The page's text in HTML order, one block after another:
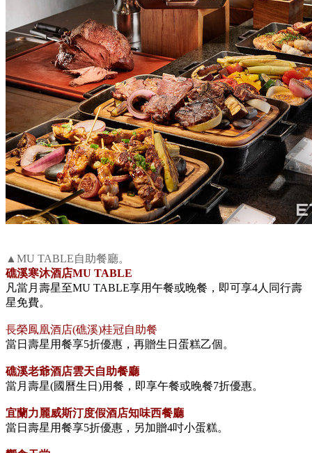
▲MU TABLE自助餐廳。
礁溪寒沐酒店MU TABLE
凡當月壽星至MU TABLE享用午餐或晚餐，即可享4人同行壽
星免費。
長榮鳳凰酒店(礁溪)桂冠自助餐
當日壽星用餐享5折優惠，再贈生日蛋糕乙個。
礁溪老爺酒店雲天自助餐廳
當月壽星(國曆生日)用餐，即享午餐或晚餐7折優惠。
宜蘭力麗威斯汀度假酒店知味西餐廳
當日壽星用餐享5折優惠，另加贈4吋小蛋糕。